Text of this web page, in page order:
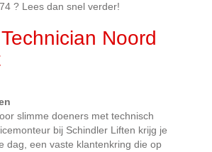
? Lees dan snel verder!
Noord
slimme doeners met technisch
bij Schindler Liften krijg je
dag, een vaste klantenkring die op